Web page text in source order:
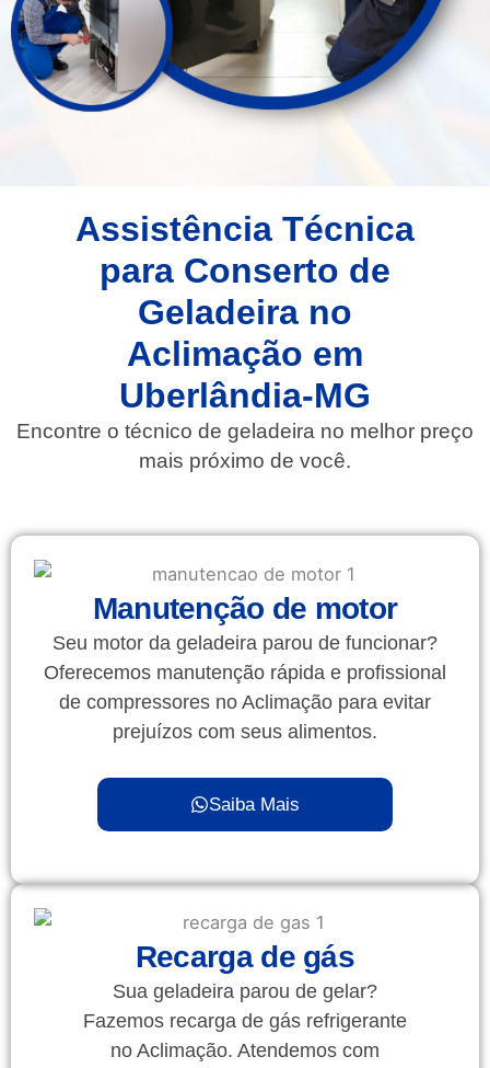
Assistência Técnica
para Conserto de
Geladeira no
Aclimação em
Uberlândia-MG
Encontre o técnico de geladeira no melhor preço
mais próximo de você.
Manutenção de motor
Seu motor da geladeira parou de funcionar?
Oferecemos manutenção rápida e profissional
de compressores no Aclimação para evitar
prejuízos com seus alimentos.
Saiba Mais
Recarga de gás
Sua geladeira parou de gelar?
Fazemos recarga de gás refrigerante
no Aclimação. Atendemos com